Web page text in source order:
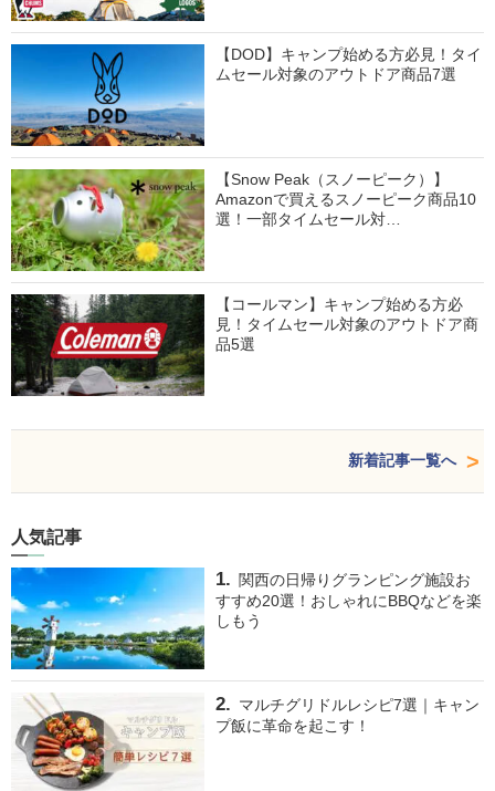
【DOD】キャンプ始める方必見！タイ
ムセール対象のアウトドア商品7選
【Snow Peak（スノーピーク）】
Amazonで買えるスノーピーク商品10
選！一部タイムセール対…
【コールマン】キャンプ始める方必
見！タイムセール対象のアウトドア商
品5選
新着記事一覧へ
人気記事
関西の日帰りグランピング施設お
すすめ20選！おしゃれにBBQなどを楽
しもう
マルチグリドルレシピ7選｜キャン
プ飯に革命を起こす！